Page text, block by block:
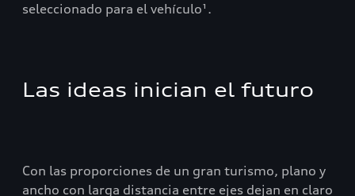
seleccionado para el vehículo¹.
Las ideas inician el futuro
Con las proporciones de un gran turismo, plano y
ancho con larga distancia entre ejes dejan en claro